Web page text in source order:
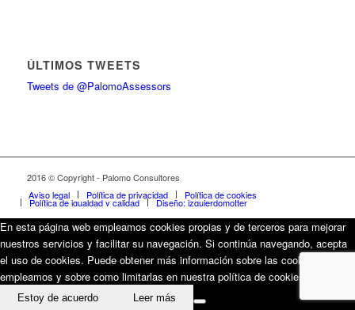
ÚLTIMOS TWEETS
Tweets de @PalomoAssessors
2016 © Copyright - Palomo Consultores
Aviso legal
Política de privacidad Política de cookies
Política de igualdad y calidad Diseño: izquierdomotter
En esta página web empleamos cookies propias y de terceros para mejorar
nuestros servicios y facilitar su navegación. Si continúa navegando, acepta
el uso de cookies. Puede obtener más información sobre las cookies que
empleamos y sobre como limitarlas en nuestra política de cookies.
Estoy de acuerdo Leer más